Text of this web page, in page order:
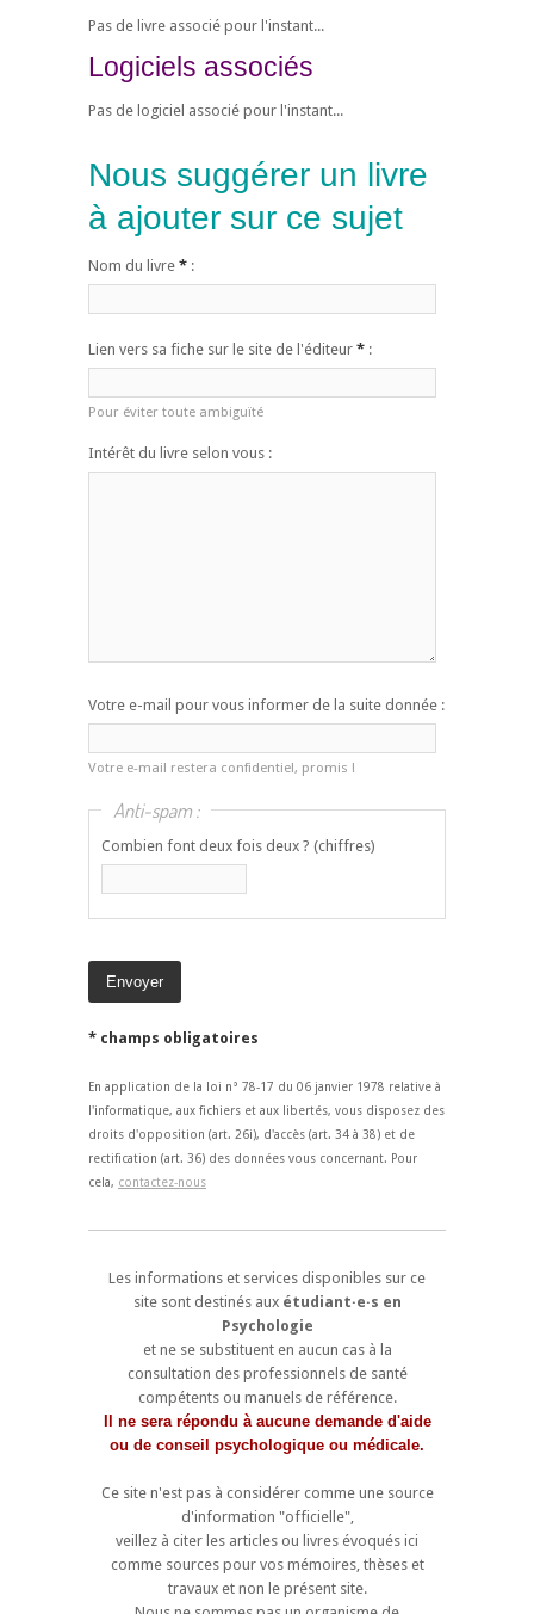
Pas de livre associé pour l'instant...
Logiciels associés
Pas de logiciel associé pour l'instant...
Nous suggérer un livre
à ajouter sur ce sujet
Nom du livre * :
Lien vers sa fiche sur le site de l'éditeur * :
Pour éviter toute ambiguïté
Intérêt du livre selon vous :
Votre e-mail pour vous informer de la suite donnée :
Votre e-mail restera confidentiel, promis !
Anti-spam :
Combien font deux fois deux ? (chiffres)
* champs obligatoires
En application de la loi n° 78-17 du 06 janvier 1978 relative à
l'informatique, aux fichiers et aux libertés, vous disposez des
droits d'opposition (art. 26i), d'accès (art. 34 à 38) et de
rectification (art. 36) des données vous concernant. Pour
cela, contactez-nous
Les informations et services disponibles sur ce
site sont destinés aux étudiant·e·s en
Psychologie
et ne se substituent en aucun cas à la
consultation des professionnels de santé
compétents ou manuels de référence.
Il ne sera répondu à aucune demande d'aide
ou de conseil psychologique ou médicale.
Ce site n'est pas à considérer comme une source
d'information "officielle",
veillez à citer les articles ou livres évoqués ici
comme sources pour vos mémoires, thèses et
travaux et non le présent site.